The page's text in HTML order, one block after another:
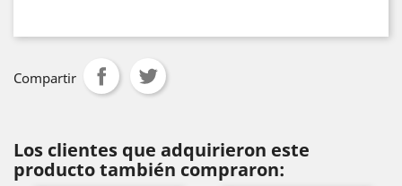
Compartir
Los clientes que adquirieron este
producto también compraron: